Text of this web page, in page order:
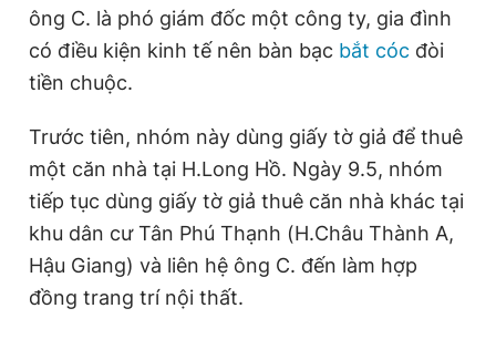
ông C. là phó giám đốc một công ty, gia đình
có điều kiện kinh tế nên bàn bạc bắt cóc đòi
tiền chuộc.
Trước tiên, nhóm này dùng giấy tờ giả để thuê
một căn nhà tại H.Long Hồ. Ngày 9.5, nhóm
tiếp tục dùng giấy tờ giả thuê căn nhà khác tại
khu dân cư Tân Phú Thạnh (H.Châu Thành A,
Hậu Giang) và liên hệ ông C. đến làm hợp
đồng trang trí nội thất.